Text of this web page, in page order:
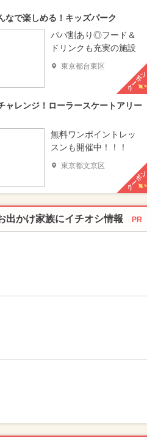
なで楽しめる！キッズパーク
パパ割あり◎フード＆
ドリンクも充実の施設
東京都台東区
クーポン
ャレンジ！ローラースケートアリー
無料ワンポイントレッ
スンも開催中！！！
東京都文京区
クーポン
出かけ家族にイチオシ情報 PR